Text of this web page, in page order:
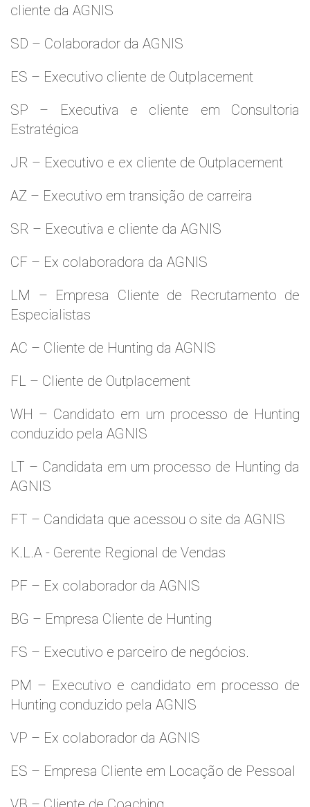
cliente da AGNIS
SD – Colaborador da AGNIS
ES – Executivo cliente de Outplacement
SP – Executiva e cliente em Consultoria
Estratégica
JR – Executivo e ex cliente de Outplacement
AZ – Executivo em transição de carreira
SR – Executiva e cliente da AGNIS
CF – Ex colaboradora da AGNIS
LM – Empresa Cliente de Recrutamento de
Especialistas
AC – Cliente de Hunting da AGNIS
FL – Cliente de Outplacement
WH – Candidato em um processo de Hunting
conduzido pela AGNIS
LT – Candidata em um processo de Hunting da
AGNIS
FT – Candidata que acessou o site da AGNIS
K.L.A - Gerente Regional de Vendas
PF – Ex colaborador da AGNIS
BG – Empresa Cliente de Hunting
FS – Executivo e parceiro de negócios.
PM – Executivo e candidato em processo de
Hunting conduzido pela AGNIS
VP – Ex colaborador da AGNIS
ES – Empresa Cliente em Locação de Pessoal